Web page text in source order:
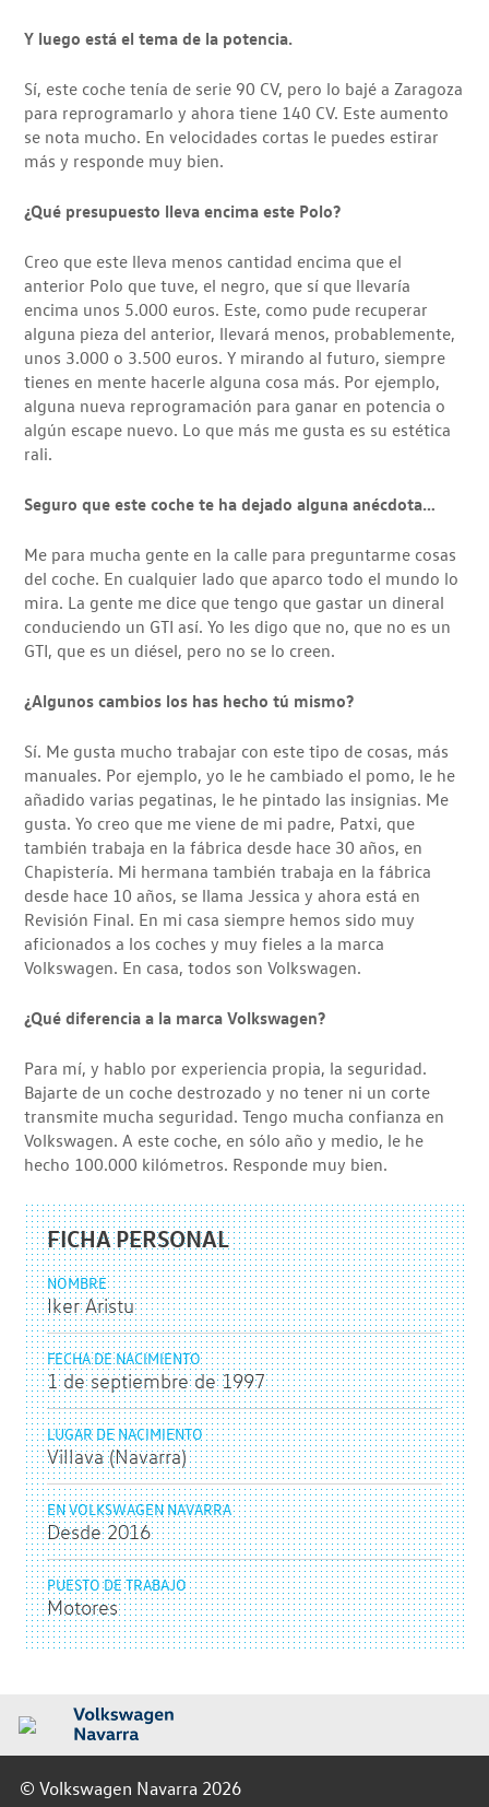
Y luego está el tema de la potencia.
Sí, este coche tenía de serie 90 CV, pero lo bajé a Zaragoza
para reprogramarlo y ahora tiene 140 CV. Este aumento
se nota mucho. En velocidades cortas le puedes estirar
más y responde muy bien.
¿Qué presupuesto lleva encima este Polo?
Creo que este lleva menos cantidad encima que el
anterior Polo que tuve, el negro, que sí que llevaría
encima unos 5.000 euros. Este, como pude recuperar
alguna pieza del anterior, llevará menos, probablemente,
unos 3.000 o 3.500 euros. Y mirando al futuro, siempre
tienes en mente hacerle alguna cosa más. Por ejemplo,
alguna nueva reprogramación para ganar en potencia o
algún escape nuevo. Lo que más me gusta es su estética
rali.
Seguro que este coche te ha dejado alguna anécdota…
Me para mucha gente en la calle para preguntarme cosas
del coche. En cualquier lado que aparco todo el mundo lo
mira. La gente me dice que tengo que gastar un dineral
conduciendo un GTI así. Yo les digo que no, que no es un
GTI, que es un diésel, pero no se lo creen.
¿Algunos cambios los has hecho tú mismo?
Sí. Me gusta mucho trabajar con este tipo de cosas, más
manuales. Por ejemplo, yo le he cambiado el pomo, le he
añadido varias pegatinas, le he pintado las insignias. Me
gusta. Yo creo que me viene de mi padre, Patxi, que
también trabaja en la fábrica desde hace 30 años, en
Chapistería. Mi hermana también trabaja en la fábrica
desde hace 10 años, se llama Jessica y ahora está en
Revisión Final. En mi casa siempre hemos sido muy
aficionados a los coches y muy fieles a la marca
Volkswagen. En casa, todos son Volkswagen.
¿Qué diferencia a la marca Volkswagen?
Para mí, y hablo por experiencia propia, la seguridad.
Bajarte de un coche destrozado y no tener ni un corte
transmite mucha seguridad. Tengo mucha confianza en
Volkswagen. A este coche, en sólo año y medio, le he
hecho 100.000 kilómetros. Responde muy bien.
FICHA PERSONAL
NOMBRE
Iker Aristu
FECHA DE NACIMIENTO
1 de septiembre de 1997
LUGAR DE NACIMIENTO
Villava (Navarra)
EN VOLKSWAGEN NAVARRA
Desde 2016
PUESTO DE TRABAJO
Motores
© Volkswagen Navarra 2026